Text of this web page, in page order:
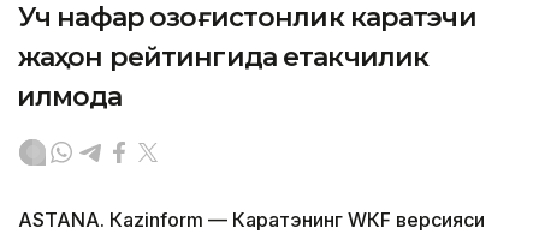
Уч нафар қозоғистонлик каратэчи
жаҳон рейтингида етакчилик
қилмоқда
ASTANА. Кazinform — Каратэнинг WКF версияси